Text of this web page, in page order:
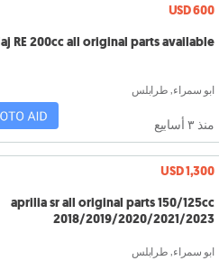
USD 600
RE 200cc all original parts available
ابو سمراء, طرابلس
منذ ٣ أسابيع
USD 1,300
aprilia sr all original parts 150/125cc
2018/2019/2020/2021/2023
ابو سمراء, طرابلس